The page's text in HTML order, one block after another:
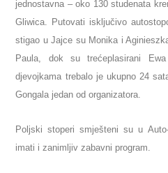
jednostavna – oko 130 studenata
Gliwica. Putovati isključivo
stigao u Jajce su Monika i
Paula, dok su trećeplasirani
djevojkama trebalo je ukupno 24
Gongala jedan od organizatora.
Poljski stoperi smješteni su u
imati i zanimljiv zabavni program.